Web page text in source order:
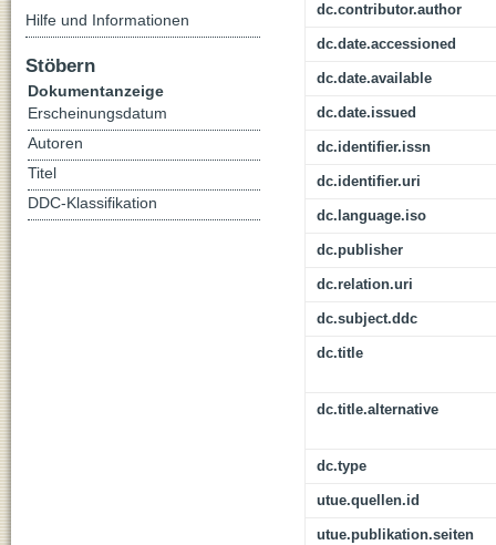
dc.contributor.author
dc.date.accessioned
dc.date.available
dc.date.issued
dc.identifier.issn
dc.identifier.uri
dc.language.iso
dc.publisher
dc.relation.uri
dc.subject.ddc
dc.title
dc.title.alternative
dc.type
utue.quellen.id
utue.publikation.seiten
Hilfe und Informationen
Stöbern
Dokumentanzeige
Erscheinungsdatum
Autoren
Titel
DDC-Klassifikation